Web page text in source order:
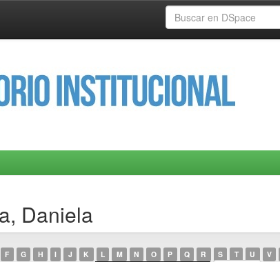
Daniela
F G H I J K L M N O P Q R S T U V